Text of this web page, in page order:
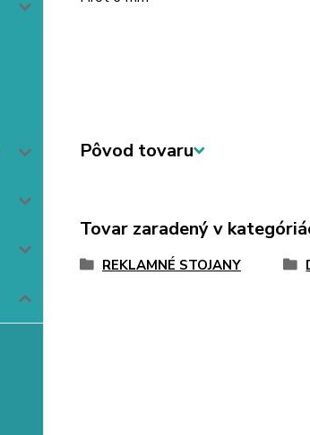
Pôvod tovaru
Tovar zaradený v
REKLAMNÉ STOJANY